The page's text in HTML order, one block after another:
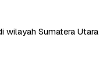
wilayah Sumatera Utara